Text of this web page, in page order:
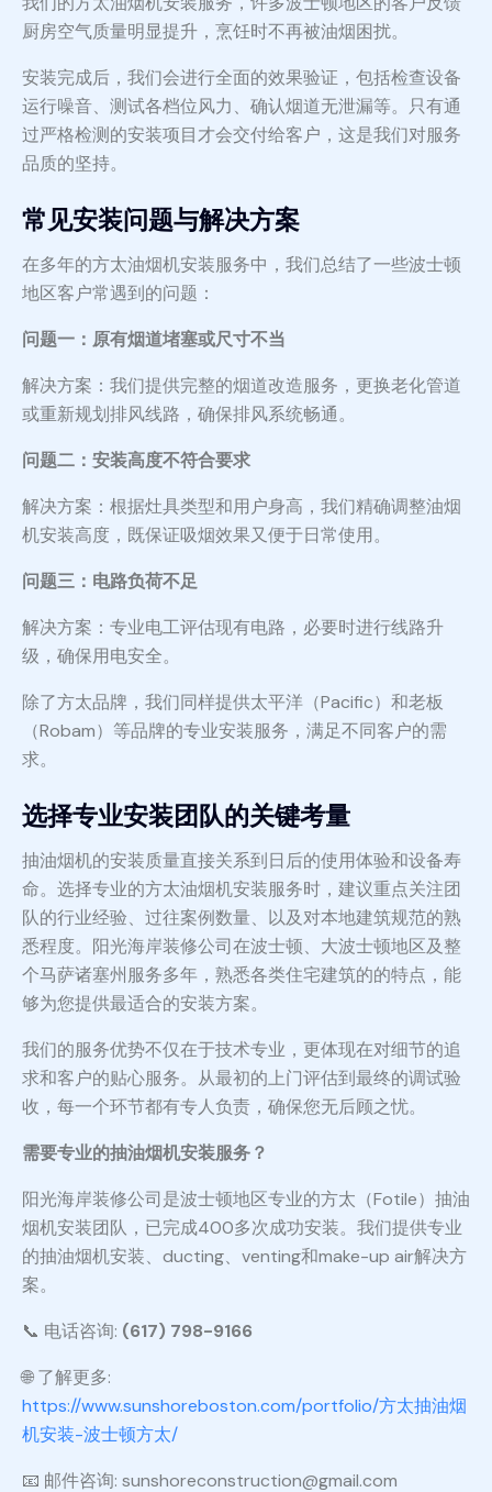
厨房空气质量明显提升，烹饪时不再被油烟困扰。
安装完成后，我们会进行全面的效果验证，包括检查设备
运行噪音、测试各档位风力、确认烟道无泄漏等。只有通
过严格检测的安装项目才会交付给客户，这是我们对服务
品质的坚持。
常见安装问题与解决方案
在多年的方太油烟机安装服务中，我们总结了一些波士顿
地区客户常遇到的问题：
问题一：原有烟道堵塞或尺寸不当
解决方案：我们提供完整的烟道改造服务，更换老化管道
或重新规划排风线路，确保排风系统畅通。
问题二：安装高度不符合要求
解决方案：根据灶具类型和用户身高，我们精确调整油烟
机安装高度，既保证吸烟效果又便于日常使用。
问题三：电路负荷不足
解决方案：专业电工评估现有电路，必要时进行线路升
级，确保用电安全。
除了方太品牌，我们同样提供太平洋（Pacific）和老板
（Robam）等品牌的专业安装服务，满足不同客户的需
求。
选择专业安装团队的关键考量
抽油烟机的安装质量直接关系到日后的使用体验和设备寿
命。选择专业的方太油烟机安装服务时，建议重点关注团
队的行业经验、过往案例数量、以及对本地建筑规范的熟
悉程度。阳光海岸装修公司在波士顿、大波士顿地区及整
个马萨诸塞州服务多年，熟悉各类住宅建筑的的特点，能
够为您提供最适合的安装方案。
我们的服务优势不仅在于技术专业，更体现在对细节的追
求和客户的贴心服务。从最初的上门评估到最终的调试验
收，每一个环节都有专人负责，确保您无后顾之忧。
需要专业的抽油烟机安装服务？
阳光海岸装修公司是波士顿地区专业的方太（Fotile）抽油
烟机安装团队，已完成400多次成功安装。我们提供专业
的抽油烟机安装、ducting、venting和make-up air解决方
案。
📞 电话咨询: (617) 798-9166
🌐 了解更多:
https://www.sunshoreboston.com/portfolio/方太抽油烟
机安装-波士顿方太/
📧 邮件咨询: sunshoreconstruction@gmail.com